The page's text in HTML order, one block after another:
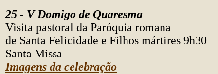
25 - V Domigo de Quaresma
Visita pastoral da Paróquia romana
de Santa Felicidade e Filhos mártires 9h30
Santa Missa
Imagens da celebração